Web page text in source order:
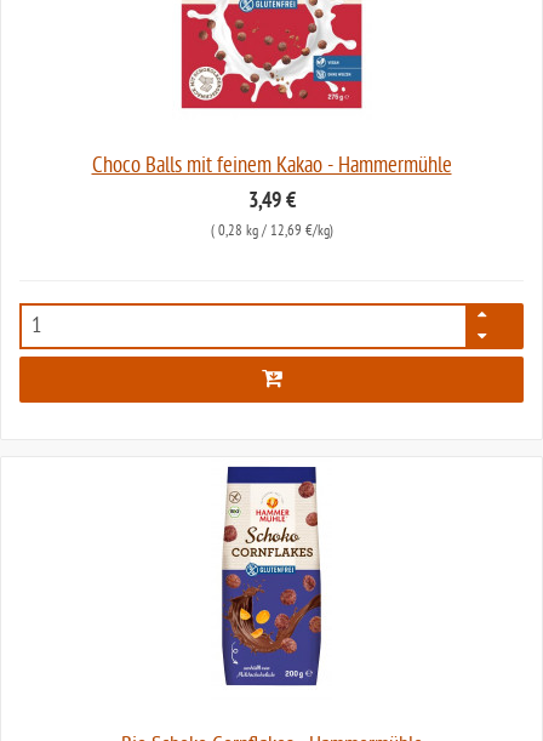
Choco Balls mit feinem Kakao - Hammermühle
3,49 €
( 0,28 kg/ 12,69 €/kg)
182